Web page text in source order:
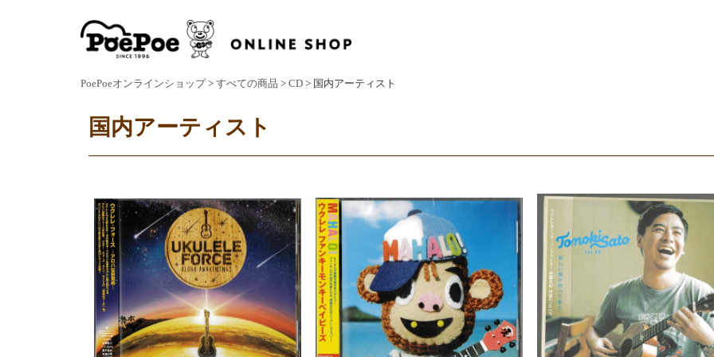
PoePoeオンラインショップ> すべての商品 > CD> 国内アーティスト
国内アーティスト